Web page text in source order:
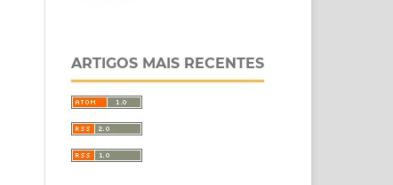
ARTIGOS MAIS RECENTES